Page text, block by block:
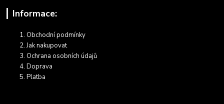
Informace:
Obchodní podmínky
Jak nakupovat
Ochrana osobních údajů
Doprava
Platba